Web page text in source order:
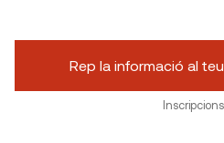
Rep la informació al